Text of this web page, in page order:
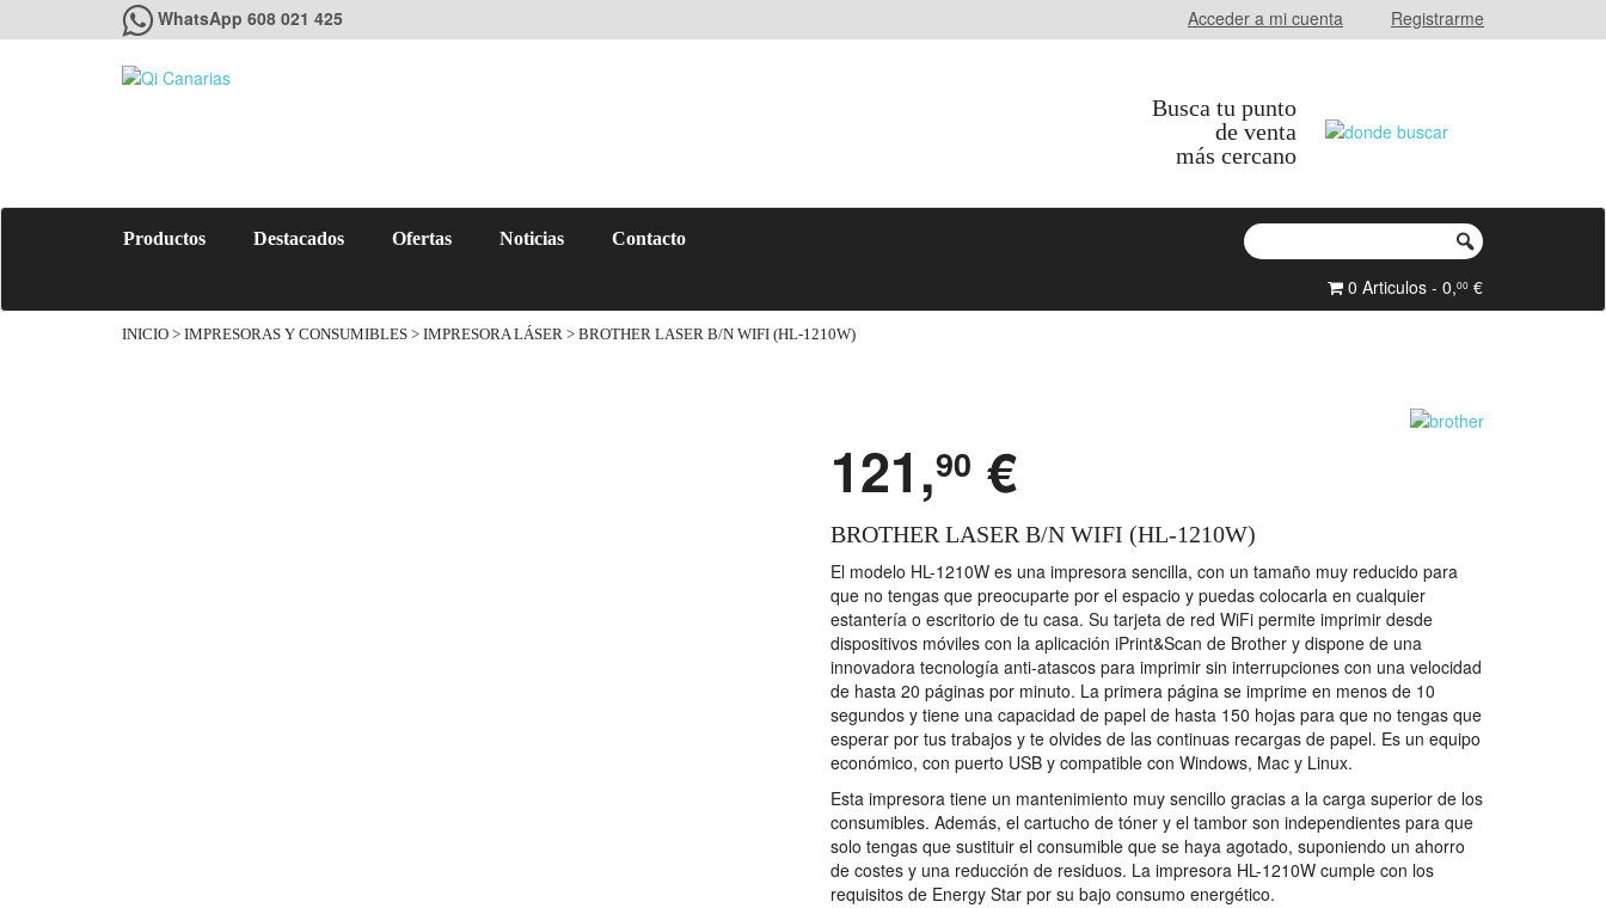
WhatsApp 608 021 425 Acceder a mi cuenta Registrarme
Busca tu punto
de venta
más cercano
Productos Destacados Ofertas Noticias Contacto
0 Articulos - 0,00 €
INICIO > IMPRESORAS Y CONSUMIBLES > IMPRESORA LÁSER > BROTHER LASER B/N WIFI (HL-1210W)
121,90 €
BROTHER LASER B/N WIFI (HL-1210W)
El modelo HL-1210W es una impresora sencilla, con un tamaño muy reducido para
que no tengas que preocuparte por el espacio y puedas colocarla en cualquier
estantería o escritorio de tu casa. Su tarjeta de red WiFi permite imprimir desde
dispositivos móviles con la aplicación iPrint&Scan de Brother y dispone de una
innovadora tecnología anti-atascos para imprimir sin interrupciones con una velocidad
de hasta 20 páginas por minuto. La primera página se imprime en menos de 10
segundos y tiene una capacidad de papel de hasta 150 hojas para que no tengas que
esperar por tus trabajos y te olvides de las continuas recargas de papel. Es un equipo
económico, con puerto USB y compatible con Windows, Mac y Linux.
Esta impresora tiene un mantenimiento muy sencillo gracias a la carga superior de los
consumibles. Además, el cartucho de tóner y el tambor son independientes para que
solo tengas que sustituir el consumible que se haya agotado, suponiendo un ahorro
de costes y una reducción de residuos. La impresora HL-1210W cumple con los
requisitos de Energy Star por su bajo consumo energético.